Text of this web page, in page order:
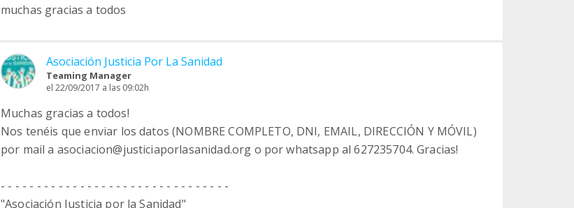
muchas gracias a todos
Asociación Justicia Por La Sanidad
Teaming Manager
el 22/09/2017 a las 09:02h
Muchas gracias a todos!
Nos tenéis que enviar los datos (NOMBRE COMPLETO, DNI, EMAIL, DIRECCIÓN Y MÓVIL)
por mail a asociacion@justiciaporlasanidad.org o por whatsapp al 627235704. Gracias!
- - - - - - - - - - - - - - - - - - - - - - - - - - - - - - - -
"Asociación Justicia por la Sanidad"